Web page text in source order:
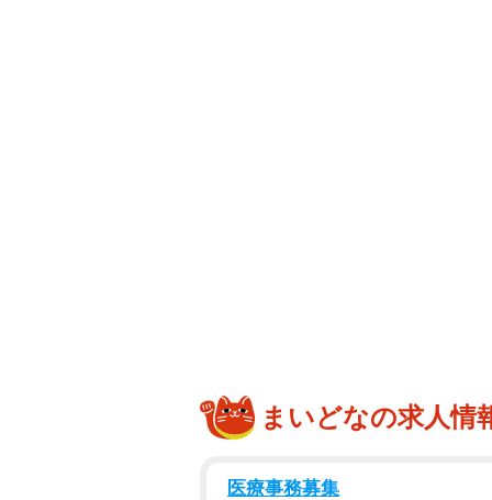
まいどなの求人情
医療事務募集